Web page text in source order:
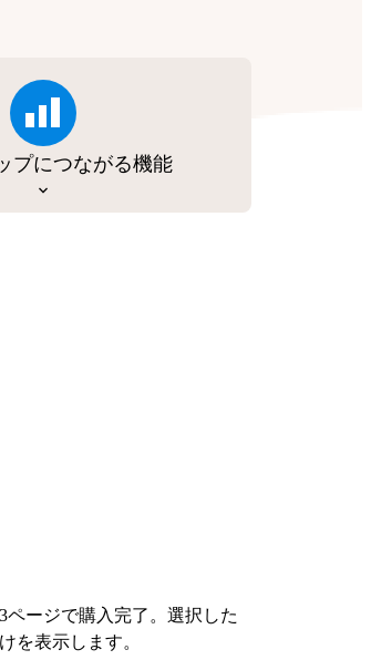
プにつながる機能
ージで購入完了。選択した
を表示します。